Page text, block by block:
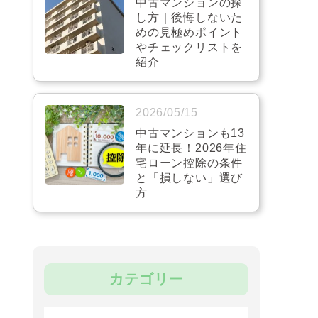
中古マンションの探
し方｜後悔しないた
めの見極めポイント
やチェックリストを
紹介
2026/05/15
中古マンションも13
年に延長！2026年住
宅ローン控除の条件
と「損しない」選び
方
カテゴリー